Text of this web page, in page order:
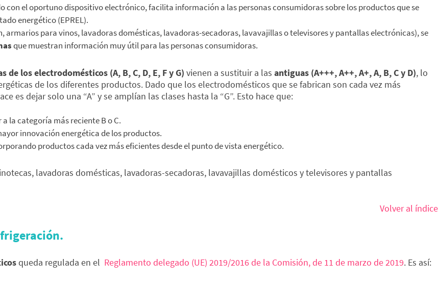
con el oportuno dispositivo electrónico, facilita información a las personas consumidoras sobre los productos que se
energético (EPREL).
para vinos, lavadoras domésticas, lavadoras-secadoras, lavavajillas o televisores y pantallas electrónicas), se
que muestran información muy útil para las personas consumidoras.
de los electrodomésticos (A, B, C, D, E, F y G) vienen a sustituir a las antiguas (A+++, A++, A+, A, B, C y D), lo
de los diferentes productos. Dado que los electrodomésticos que se fabrican son cada vez más
es dejar solo una “A” y se amplían las clases hasta la “G”. Esto hace que:
la categoría más reciente B o C.
innovación energética de los productos.
productos cada vez más eficientes desde el punto de vista energético.
lavadoras domésticas, lavadoras-secadoras, lavavajillas domésticos y televisores y pantallas
Volver al índice
queda regulada en el Reglamento delegado (UE) 2019/2016 de la Comisión, de 11 de marzo de 2019. Es así: